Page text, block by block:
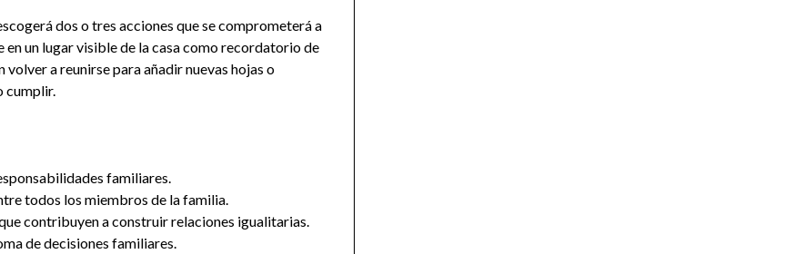
dos o tres acciones que se comprometerá a
un lugar visible de la casa como recordatorio de
a reunirse para añadir nuevas hojas o
cumplir.
familiares.
todos los miembros de la familia.
contribuyen a construir relaciones igualitarias.
de decisiones familiares.